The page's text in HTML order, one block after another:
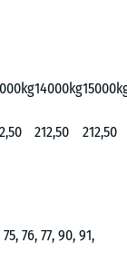
14000kg
212,50 212,50
76, 77, 90, 91,